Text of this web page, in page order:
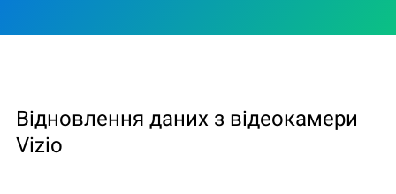
Відновлення даних з відеокамери
Vizio